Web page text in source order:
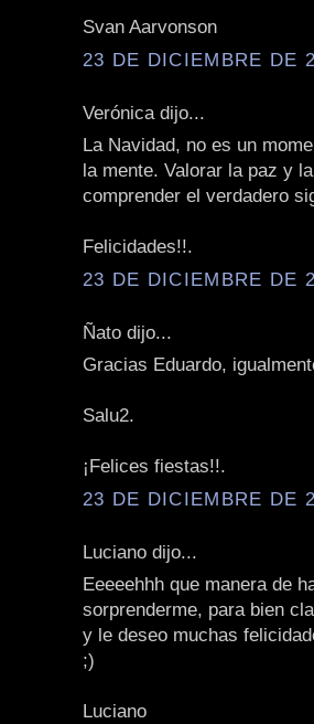
Svan Aarvonson
23 DE DICIEMBRE DE
Verónica dijo...
La Navidad, no es un
la mente. Valorar la paz y
comprender el verdadero
Felicidades!!.
23 DE DICIEMBRE DE
Ñato dijo...
Gracias Eduardo,
Salu2.
¡Felices fiestas!!.
23 DE DICIEMBRE DE
Luciano dijo...
Eeeeehhh que manera de
sorprenderme, para bien
y le deseo muchas
;)
Luciano